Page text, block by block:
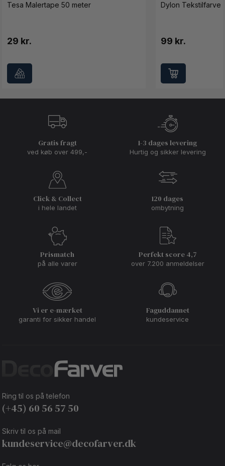
Tesa Malertape 50 meter
29 kr.
Dylon Tekstilfarve
99 kr.
Gratis fragt
ved køb over 499,-
1-3 dages levering
Hurtig og sikker levering
Click & Collect
i hele landet
120 dages
ombytning
Prismatch
på alle varer
Perfekt score 4,7
over 7.200 anmeldelser
Vi er e-mærket
garanti for sikker handel
Faguddannet
kundeservice
Ring til os på telefon
(+45) 60 56 57 50
Skriv til os på mail
kundeservice@decofarver.dk